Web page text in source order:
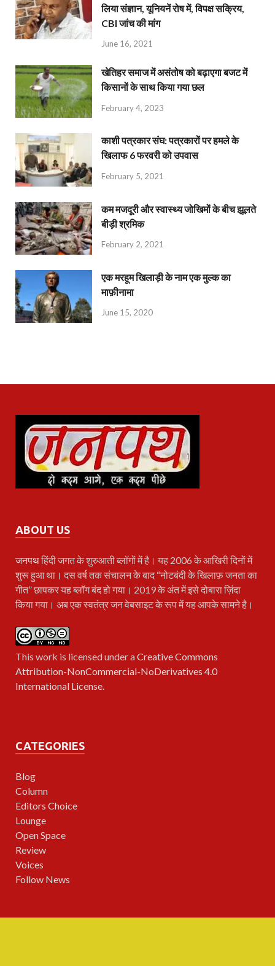
लिया संज्ञान, यूनियनें रोष में, विपक्ष सक्रिय,
CBI जांच की मांग
June 16, 2021
खेतिहर समाज में असंतोष को बढ़ाएगा बजट में
किसानों के साथ किया गया छल
February 4, 2023
काशी पत्रकार संघ: पत्रकारों पर हमले के
खिलाफ 6 फरवरी को उपवास
February 5, 2021
कम मजदूरी और स्वास्थ्य जोखिमों के बीच झूलते
बीड़ी श्रमिक
February 2, 2021
एक मरहूम खिलाड़ी के नाम एक मुल्क का
माफ़ीनामा
June 15, 2020
ABOUT US
जनपथहिंदी जगत के शुरुआती ब्लॉगों में है। यह 2006 के आखिरी दिनों में
शुरू हुआ था। दस वर्ष तक संचालन के बाद “नोटबंदी के खिलाफ़ जनता का
गीत” छापकर यह ब्लॉग बंद हो गया। 2019 के अंत में इसे दोबारा ज़िंदा
किया गया। अब एक स्वतंत्र जन वेबसाइट के रूप में यह आपके सामने है।
This work is licensed under aCreative Commons
Attribution-NonCommercial-NoDerivatives 4.0
International License
CATEGORIES
Blog
Column
Editors Choice
Lounge
Open Space
Review
Voices
Follow News